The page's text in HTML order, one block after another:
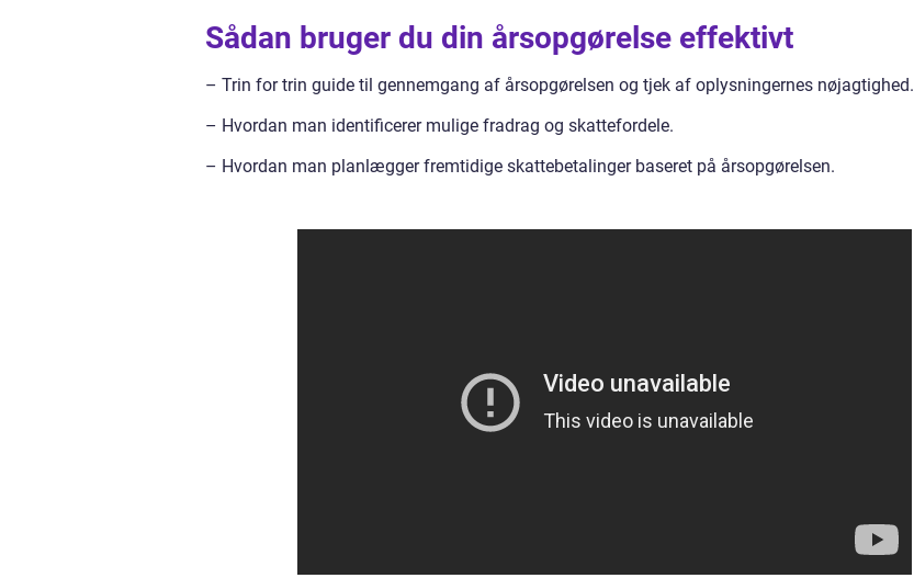
Sådan bruger du din årsopgørelse effektivt
– Trin for trin guide til gennemgang af årsopgørelsen og tjek af oplysningernes nøjagtighed.
– Hvordan man identificerer mulige fradrag og skattefordele.
– Hvordan man planlægger fremtidige skattebetalinger baseret på årsopgørelsen.